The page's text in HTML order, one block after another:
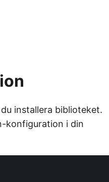
installera biblioteket.
konfiguration i din